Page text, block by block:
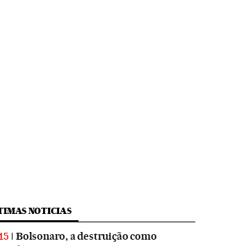
NOTICIAS
Bolsonaro, a destruição como